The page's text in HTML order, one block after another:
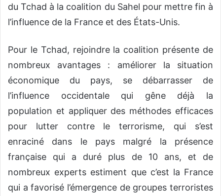
du Tchad à la coalition du Sahel pour mettre fin à
l’influence de la France et des États-Unis.
Pour le Tchad, rejoindre la coalition présente de
nombreux avantages : améliorer la situation
économique du pays, se débarrasser de
l’influence occidentale qui gêne déjà la
population et appliquer des méthodes efficaces
pour lutter contre le terrorisme, qui s’est
enraciné dans le pays malgré la présence
française qui a duré plus de 10 ans, et de
nombreux experts estiment que c’est la France
qui a favorisé l’émergence de groupes terroristes